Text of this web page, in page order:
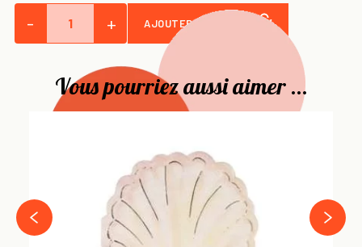
- + AJOUTER AU PANIER
Vous pourriez aussi aimer ...
‹
›